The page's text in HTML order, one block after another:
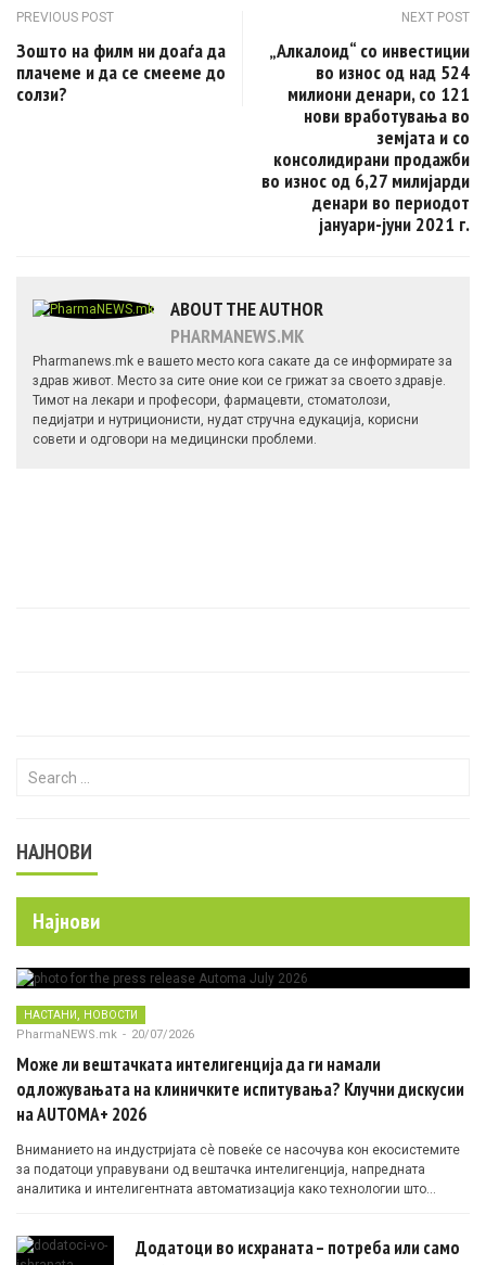
Post navigation
PREVIOUS POST
Зошто на филм ни доаѓа да
плачеме и да се смееме до
солзи?
NEXT POST
„Алкалоид“ со инвестиции
во износ од над 524
милиони денари, со 121
нови вработувања во
земјата и со
консолидирани продажби
во износ од 6,27 милијарди
денари во периодот
јануари-јуни 2021 г.
ABOUT THE AUTHOR
PHARMANEWS.MK
Pharmanews.mk е вашето место кога сакате да се информирате за
здрав живот. Место за сите оние кои се грижат за своето здравје.
Тимот на лекари и професори, фармацевти, стоматолози,
педијатри и нутриционисти, нудат стручна едукација, корисни
совети и одговори на медицински проблеми.
Search for:
НАЈНОВИ
Најнови
НАСТАНИ, НОВОСТИ
PharmaNEWS.mk - 20/07/2026
Може ли вештачката интелигенција да ги намали
одложувањата на клиничките испитувања? Клучни дискусии
на AUTOMA+ 2026
Вниманието на индустријата сè повеќе се насочува кон екосистемите
за податоци управувани од вештачка интелигенција, напредната
аналитика и интелигентната автоматизација како технологии што
Додатоци во исхраната – потреба или само